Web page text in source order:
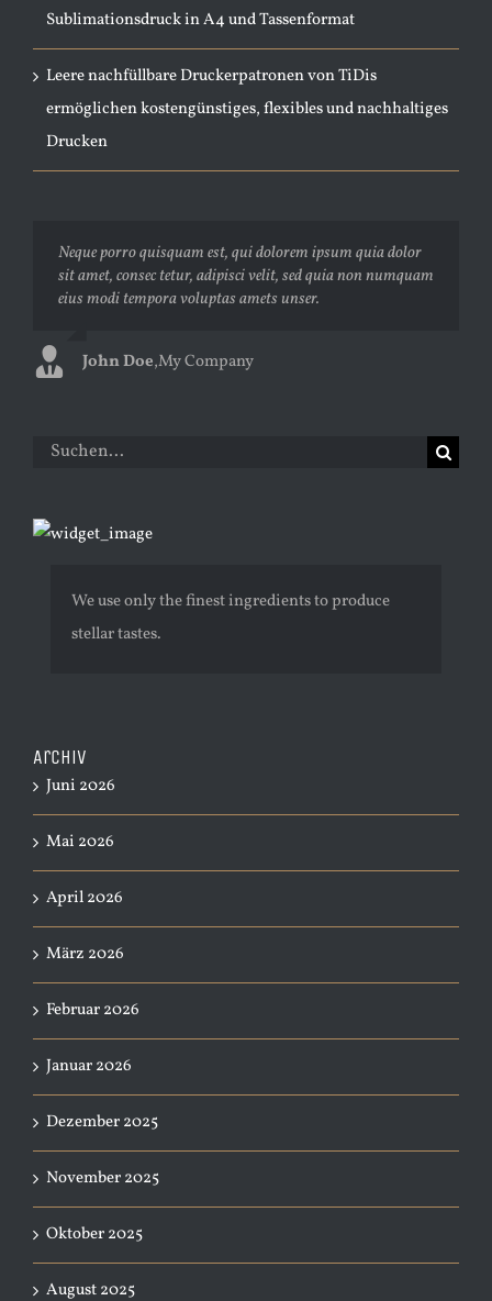
Sublimationsdruck in A4 und Tassenformat
Leere nachfüllbare Druckerpatronen von TiDis
ermöglichen kostengünstiges, flexibles und nachhaltiges
Drucken
Neque porro quisquam est, qui dolorem ipsum quia dolor
sit amet, consec tetur, adipisci velit, sed quia non numquam
eius modi tempora voluptas amets unser.
John Doe,My Company
Aliquam erat volutpat. Quisque at est id ligula facilisis
laoreet eget pulvinar nibh. Suspendisse at ultrices dui.
Curabitur ac felis arcu sadips ipsums fugiats nemis.
Luke Beck,Theme Fusion
Suche
We use only the finest ingredients to produce
stellar tastes.
Archiv
Juni 2026
Mai 2026
April 2026
März 2026
Februar 2026
Januar 2026
Dezember 2025
November 2025
Oktober 2025
August 2025